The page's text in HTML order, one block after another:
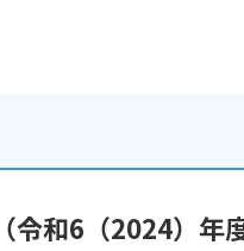
和6（2024）年